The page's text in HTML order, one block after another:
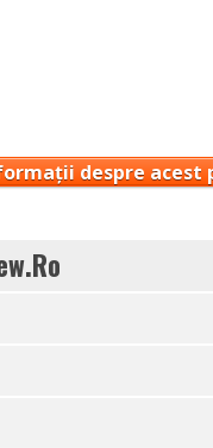
despre acest